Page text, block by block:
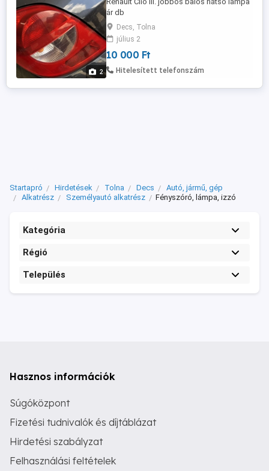
2
ár db
Decs, Tolna
július 2
10 000 Ft
Hitelesített telefonszám
Startapró Hirdetések Tolna Decs
Autó, jármű, gép
Alkatrész
Személyautó alkatrész Fényszóró, lámpa, izzó
Kategória
Régió
Település
Hasznos információk
Súgóközpont
Fizetési tudnivalók és díjtáblázat
Hirdetési szabályzat
Felhasználási feltételek